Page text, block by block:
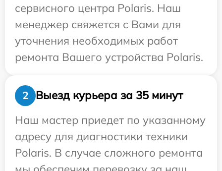
сервисного центра Polaris. Наш
менеджер свяжется с Вами для
уточнения необходимых работ
ремонта Вашего устройства Polaris.
2
Выезд курьера за 35 минут
Наш мастер приедет по указанному
адресу для диагностики техники
Polaris. В случае сложного ремонта